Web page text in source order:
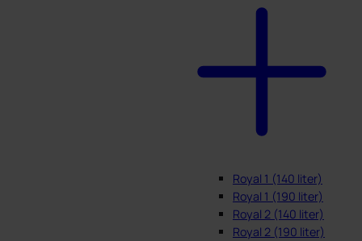
Royal 1 (140 liter)
Royal 1 (190 liter)
Royal 2 (140 liter)
Royal 2 (190 liter)